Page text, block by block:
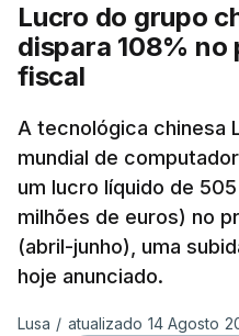
Lucro do grupo
dispara 108%
fiscal
A tecnológica chinesa
mundial de
um lucro líquido de
milhões de euros) no
(abril-junho), uma
hoje anunciado.
Lusa / atualizado 14 Agosto